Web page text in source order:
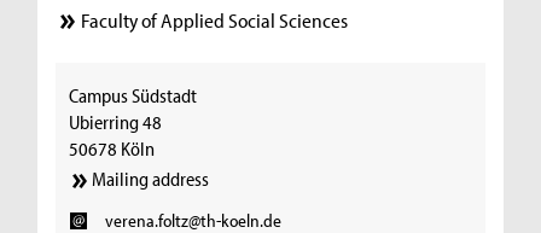
Faculty of Applied Social Sciences
Campus Südstadt
Ubierring 48
50678 Köln
Mailing address
verena.foltz@th-koeln.de